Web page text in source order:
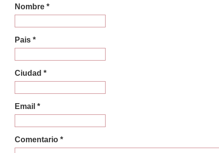
Nombre *
Pais *
Ciudad *
Email *
Comentario *